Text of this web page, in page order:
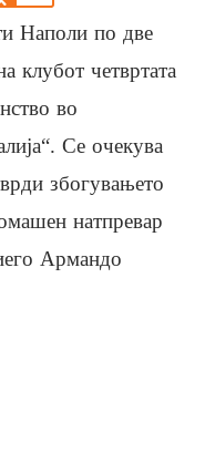
Наполи по две
клубот четвртата
во
Се очекува
збогувањето
натпревар
Армандо